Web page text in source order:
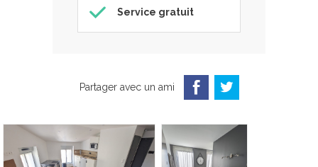
Service gratuit
Partager avec un ami